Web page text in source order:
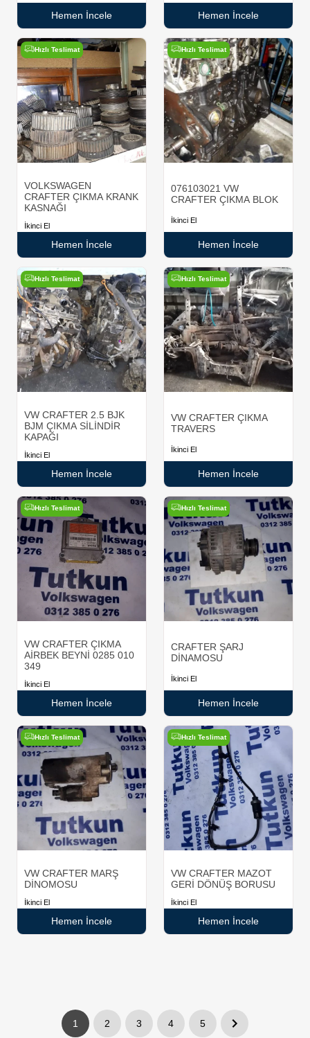
Hemen İncele Hemen İncele
Hızlı Teslimat
VOLKSWAGEN
CRAFTER ÇIKMA KRANK
KASNAĞI
İkinci El
Hemen İncele
Hızlı Teslimat
076103021 VW
CRAFTER ÇIKMA BLOK
İkinci El
Hemen İncele
Hızlı Teslimat
VW CRAFTER 2.5 BJK
BJM ÇIKMA SİLİNDİR
KAPAĞI
İkinci El
Hemen İncele
Hızlı Teslimat
VW CRAFTER ÇIKMA
TRAVERS
İkinci El
Hemen İncele
Hızlı Teslimat
VW CRAFTER ÇIKMA
AİRBEK BEYNİ 0285 010
349
İkinci El
Hemen İncele
Hızlı Teslimat
CRAFTER ŞARJ
DİNAMOSU
İkinci El
Hemen İncele
Hızlı Teslimat
VW CRAFTER MARŞ
DİNOMOSU
İkinci El
Hemen İncele
Hızlı Teslimat
VW CRAFTER MAZOT
GERİ DÖNÜŞ BORUSU
İkinci El
Hemen İncele
1 2 3 4 5